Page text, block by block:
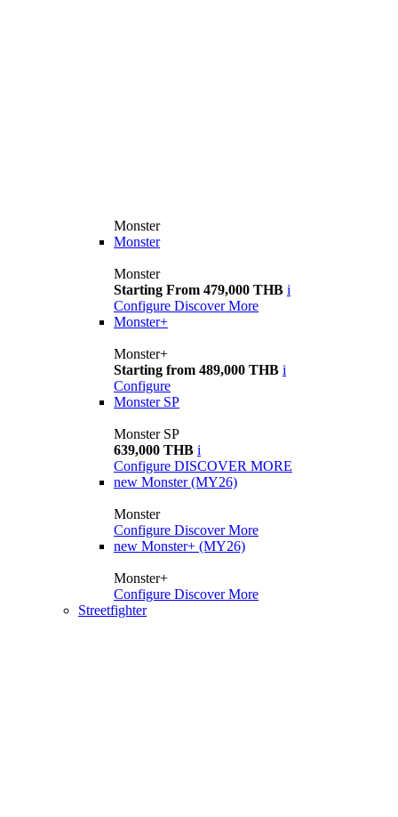
Monster
Monster
Monster
Starting From 479,000 THB i
Configure Discover More
Monster+
Monster+
Starting from 489,000 THB i
Configure
Monster SP
Monster SP
639,000 THB i
Configure DISCOVER MORE
new Monster (MY26)
Monster
Configure Discover More
new Monster+ (MY26)
Monster+
Configure Discover More
Streetfighter